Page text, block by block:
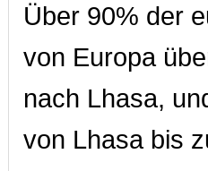
Über 90% der
von Europa
nach Lhasa,
von Lhasa bis